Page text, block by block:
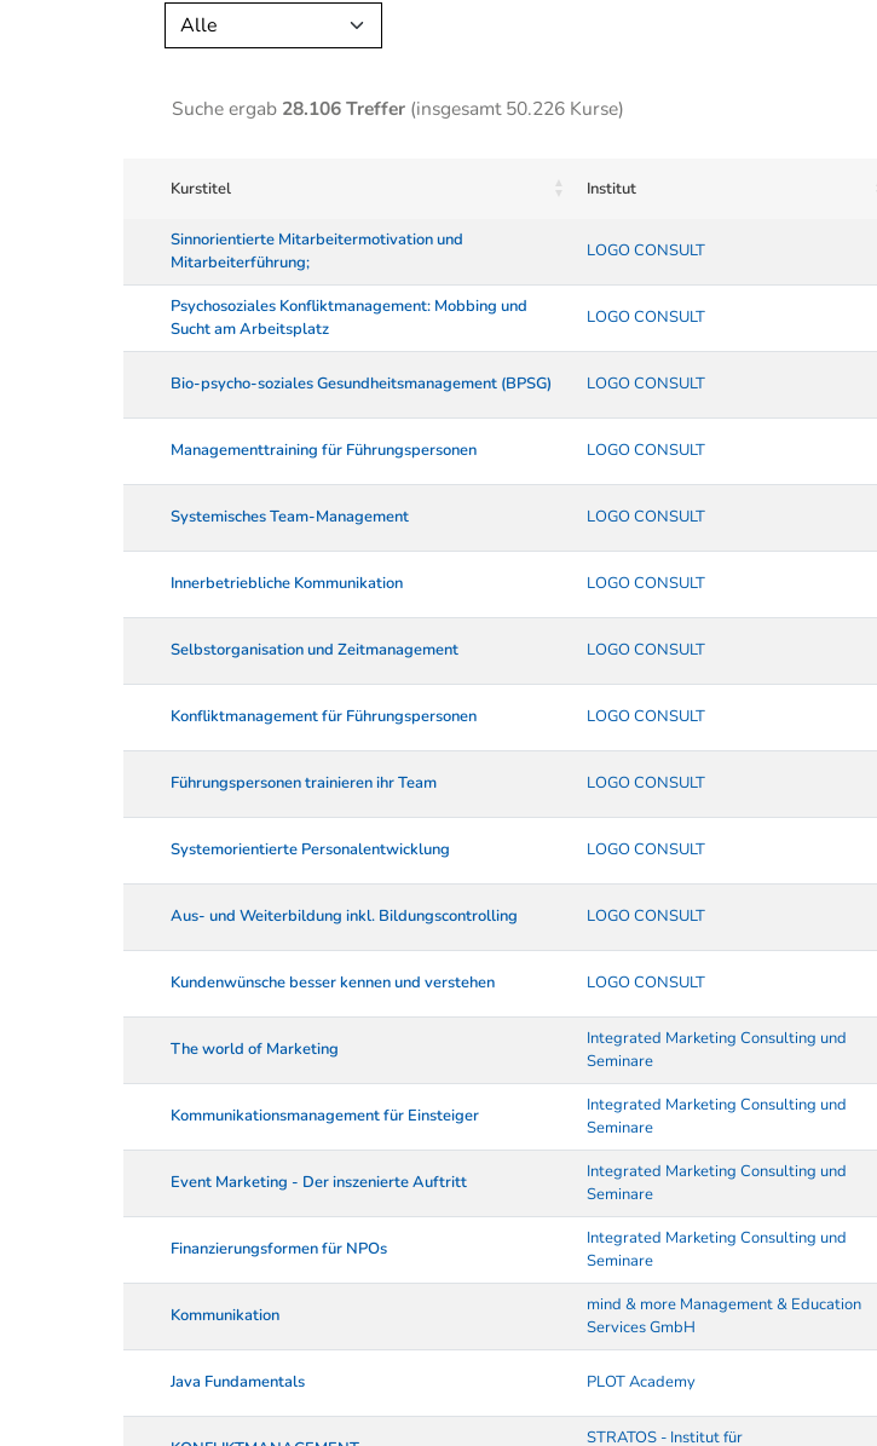
Alle
Suche ergab 28.106 Treffer (insgesamt 50.226 Kurse)
Kurstitel Institut
Sinnorientierte Mitarbeitermotivation und
Mitarbeiterführung;
LOGO CONSULT
Psychosoziales Konfliktmanagement: Mobbing und
Sucht am Arbeitsplatz
LOGO CONSULT
Bio-psycho-soziales Gesundheitsmanagement (BPSG) LOGO CONSULT
Managementtraining für Führungspersonen LOGO CONSULT
Systemisches Team-Management LOGO CONSULT
Innerbetriebliche Kommunikation LOGO CONSULT
Selbstorganisation und Zeitmanagement LOGO CONSULT
Konfliktmanagement für Führungspersonen LOGO CONSULT
Führungspersonen trainieren ihr Team LOGO CONSULT
Systemorientierte Personalentwicklung LOGO CONSULT
Aus- und Weiterbildung inkl. Bildungscontrolling LOGO CONSULT
Kundenwünsche besser kennen und verstehen LOGO CONSULT
The world of Marketing
Integrated Marketing Consulting und
Seminare
Kommunikationsmanagement für Einsteiger
Integrated Marketing Consulting und
Seminare
Event Marketing - Der inszenierte Auftritt
Integrated Marketing Consulting und
Seminare
Finanzierungsformen für NPOs
Integrated Marketing Consulting und
Seminare
Kommunikation
mind & more Management & Education
Services GmbH
Java Fundamentals PLOT Academy
STRATOS - Institut für